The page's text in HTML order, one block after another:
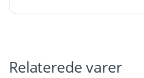
Relaterede varer